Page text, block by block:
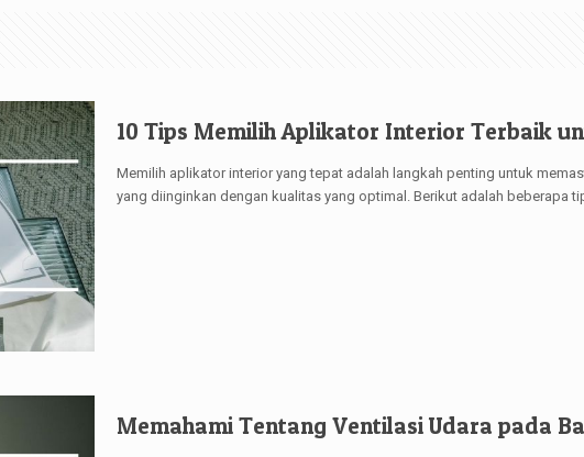
10 Tips Memilih Aplikator Interior Terbaik
Memilih aplikator interior yang tepat adalah langkah penting untuk
yang diinginkan dengan kualitas yang optimal. Berikut adalah beberapa
Memahami Tentang Ventilasi Udara pada